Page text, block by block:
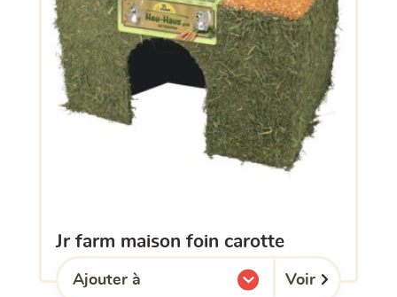
jr farm maison foin carotte
Ajouter à
l'une de mes listes. Voir